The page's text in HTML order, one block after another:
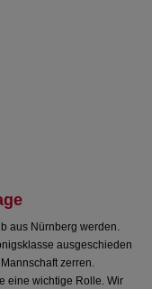
aus Nürnberg werden.
ausgeschieden
zerren.
eine wichtige Rolle. Wir